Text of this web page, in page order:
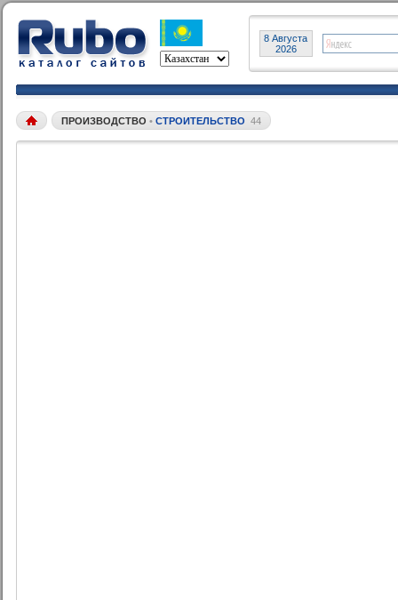
8 Августа
2026
ПРОИЗВОДСТВО • СТРОИТЕЛЬСТВО 44